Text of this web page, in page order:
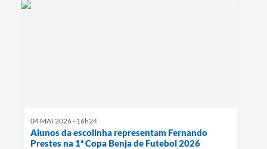
04 MAI 2026 - 16h24
Alunos da escolinha representam Fernando
Prestes na 1ª Copa Benja de Futebol 2026